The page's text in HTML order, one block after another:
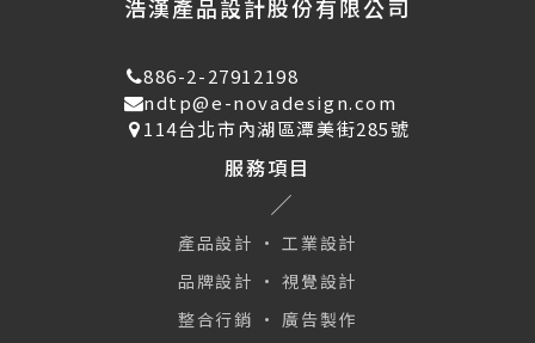
浩漢產品設計股份有限公司
886-2-27912198
ndtp@e-novadesign.com
114台北市內湖區潭美街285號
服務項目
產品設計 · 工業設計
品牌設計 · 視覺設計
整合行銷 · 廣告製作